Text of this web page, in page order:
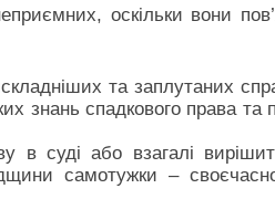
оскільки вони
та заплутаних
знань спадкового права та
в суді або взагалі
самотужки –